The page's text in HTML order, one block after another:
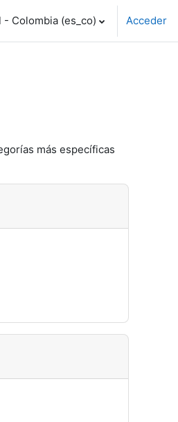
- Colombia ‎(es_co)‎ Acceder
más específicas